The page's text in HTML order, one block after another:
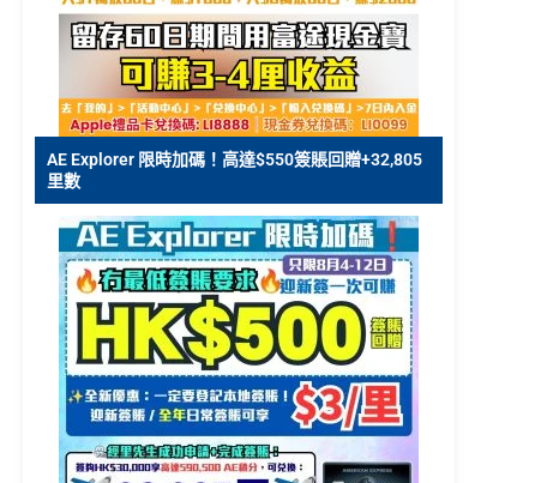
AE Explorer 限時加碼！高達$550簽賬回贈+32,805
里數